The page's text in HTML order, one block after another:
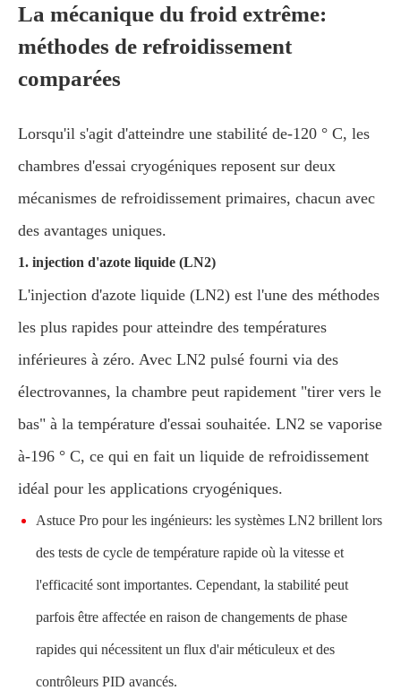
La mécanique du froid extrême:
méthodes de refroidissement
comparées
Lorsqu'il s'agit d'atteindre une stabilité de-120 ° C, les
chambres d'essai cryogéniques reposent sur deux
mécanismes de refroidissement primaires, chacun avec
des avantages uniques.
1. injection d'azote liquide (LN2)
L'injection d'azote liquide (LN2) est l'une des méthodes
les plus rapides pour atteindre des températures
inférieures à zéro. Avec LN2 pulsé fourni via des
électrovannes, la chambre peut rapidement "tirer vers le
bas" à la température d'essai souhaitée. LN2 se vaporise
à-196 ° C, ce qui en fait un liquide de refroidissement
idéal pour les applications cryogéniques.
Astuce Pro pour les ingénieurs: les systèmes LN2 brillent lors
des tests de cycle de température rapide où la vitesse et
l'efficacité sont importantes. Cependant, la stabilité peut
parfois être affectée en raison de changements de phase
rapides qui nécessitent un flux d'air méticuleux et des
contrôleurs PID avancés.